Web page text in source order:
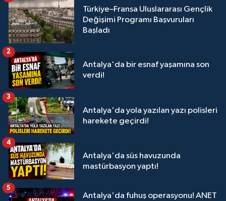
Türkiye–Fransa Uluslararası Gençlik
Değişimi Programı Başvuruları
Başladı
Antalya'da bir esnaf yaşamına son
verdi!
2
Antalya'da yola yazılan yazı polisleri
harekete geçirdi!
3
Antalya'da süs havuzunda
mastürbasyon yaptı!
4
Antalya'da fuhuş operasyonu! ANET
5